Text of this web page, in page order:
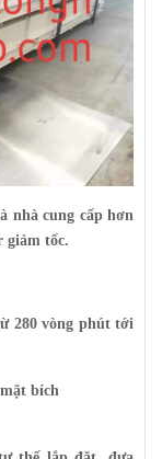
nhà cung cấp hơn
giảm tốc.
280 vòng phút tới
bích